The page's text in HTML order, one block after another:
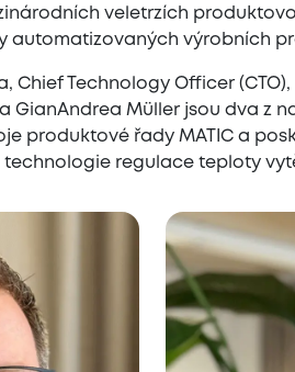
veletrzích
automatizovaných výrobních
Chief Technology Officer
GianAndrea Müller jsou dva z
produktové řady MATIC a
regulace teploty